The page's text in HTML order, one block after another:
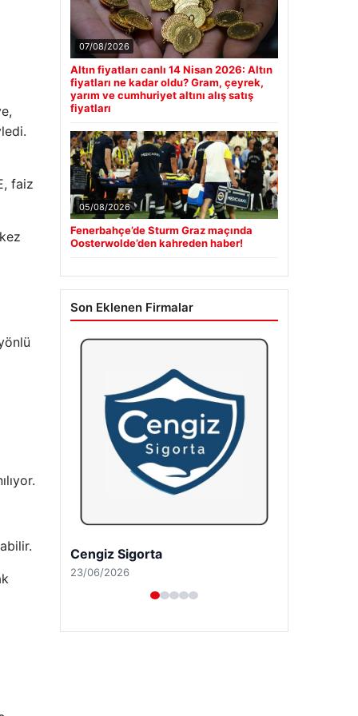
faiz
07/08/2026
Altın fiyatları canlı 14 Nisan 2026: Altın
fiyatları ne kadar oldu? Gram, çeyrek,
yarım ve cumhuriyet altını alış satış
fiyatları
05/08/2026
Fenerbahçe’de Sturm Graz maçında
Oosterwolde’den kahreden haber!
Son Eklenen Firmalar
Hastaş Beton
26/05/2026